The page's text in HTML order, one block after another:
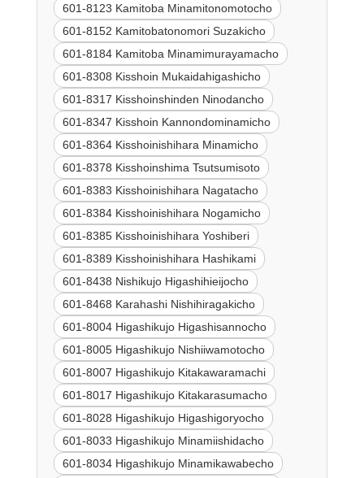
601-8123 Kamitoba Minamitonomotocho
601-8152 Kamitobatonomori Suzakicho
601-8184 Kamitoba Minamimurayamacho
601-8308 Kisshoin Mukaidahigashicho
601-8317 Kisshoinshinden Ninodancho
601-8347 Kisshoin Kannondominamicho
601-8364 Kisshoinishihara Minamicho
601-8378 Kisshoinshima Tsutsumisoto
601-8383 Kisshoinishihara Nagatacho
601-8384 Kisshoinishihara Nogamicho
601-8385 Kisshoinishihara Yoshiberi
601-8389 Kisshoinishihara Hashikami
601-8438 Nishikujo Higashihieijocho
601-8468 Karahashi Nishihiragakicho
601-8004 Higashikujo Higashisannocho
601-8005 Higashikujo Nishiiwamotocho
601-8007 Higashikujo Kitakawaramachi
601-8017 Higashikujo Kitakarasumacho
601-8028 Higashikujo Higashigoryocho
601-8033 Higashikujo Minamiishidacho
601-8034 Higashikujo Minamikawabecho